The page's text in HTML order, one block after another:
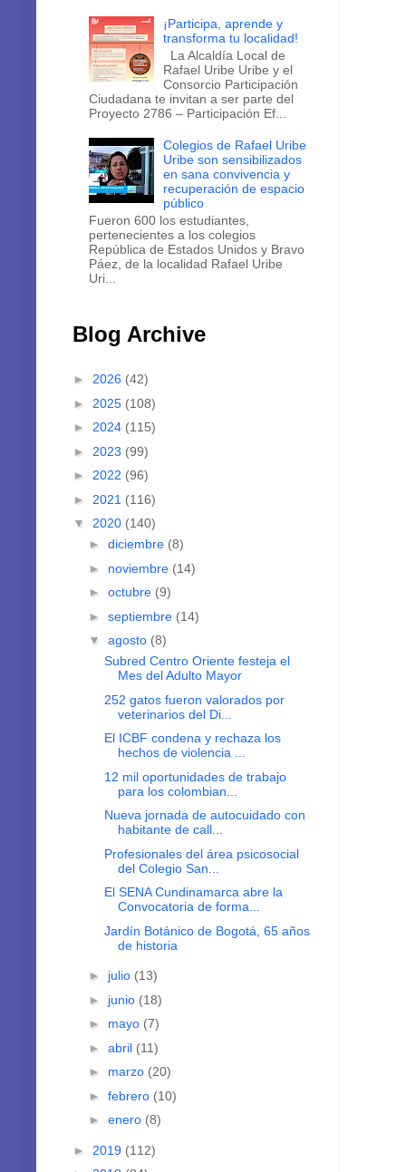
¡Participa, aprende y
transforma tu localidad!
La Alcaldía Local de
Rafael Uribe Uribe y el
Consorcio Participación
Ciudadana te invitan a ser parte del
Proyecto 2786 – Participación Ef...
Colegios de Rafael Uribe
Uribe son sensibilizados
en sana convivencia y
recuperación de espacio
público
Fueron 600 los estudiantes,
pertenecientes a los colegios
República de Estados Unidos y Bravo
Páez, de la localidad Rafael Uribe
Uri...
Blog Archive
► 2026 (42)
► 2025 (108)
► 2024 (115)
► 2023 (99)
► 2022 (96)
► 2021 (116)
▼ 2020 (140)
► diciembre (8)
► noviembre (14)
► octubre (9)
► septiembre (14)
▼ agosto (8)
Subred Centro Oriente festeja el
Mes del Adulto Mayor
252 gatos fueron valorados por
veterinarios del Di...
El ICBF condena y rechaza los
hechos de violencia ...
12 mil oportunidades de trabajo
para los colombian...
Nueva jornada de autocuidado con
habitante de call...
Profesionales del área psicosocial
del Colegio San...
El SENA Cundinamarca abre la
Convocatoria de forma...
Jardín Botánico de Bogotá, 65 años
de historia
► julio (13)
► junio (18)
► mayo (7)
► abril (11)
► marzo (20)
► febrero (10)
► enero (8)
► 2019 (112)